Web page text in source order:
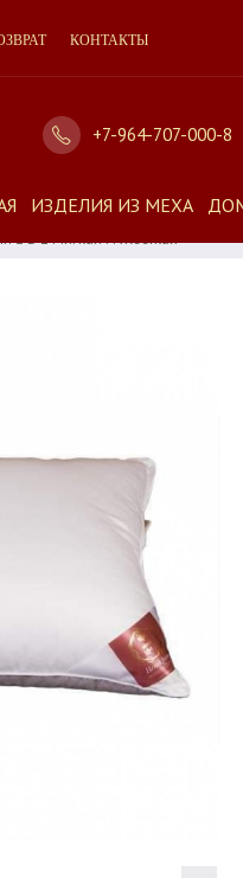
КОНТАКТЫ
+7-964-707-000-8
ИЗДЕЛИЯ ИЗ МЕХА
2 В 1 Мягкая И Жесткая